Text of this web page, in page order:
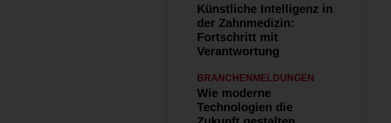
Künstliche Intelligenz in
der Zahnmedizin:
Fortschritt mit
Verantwortung
BRANCHENMELDUNGEN
Wie moderne
Technologien die